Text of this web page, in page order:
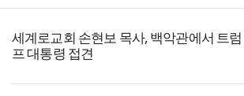
세계로교회 손현보 목사, 백악관에서 트럼
프 대통령 접견